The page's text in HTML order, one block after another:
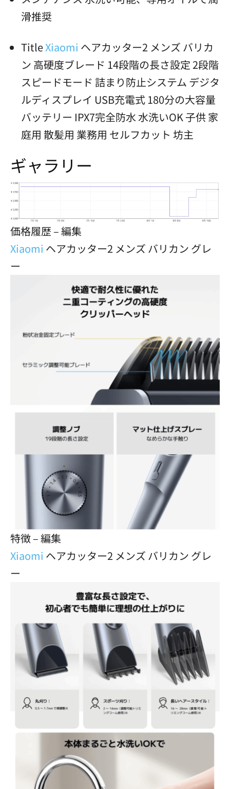
滑推奨
TitleXiaomi ヘアカッター2 メンズ バリカ
ン 高硬度ブレード 14段階の長さ設定 2段階
スピードモード 詰まり防止システム デジタ
ルディスプレイ USB充電式 180分の大容量
バッテリー IPX7完全防水 水洗いOK 子供 家
庭用 散髪用 業務用 セルフカット 坊主
ギャラリー
価格履歴 – 編集
Xiaomi ヘアカッター2 メンズ バリカン グレ
ー
特徴 – 編集
Xiaomi ヘアカッター2 メンズ バリカン グレ
ー